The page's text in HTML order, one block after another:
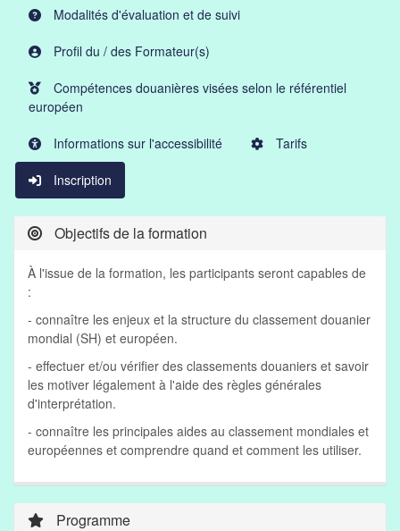
Modalités d'évaluation et de suivi
Profil du / des Formateur(s)
Compétences douanières visées selon le référentiel
européen
Informations sur l'accessibilité Tarifs
Inscription
Objectifs de la formation
À l'issue de la formation, les participants seront capables de
:
- connaître les enjeux et la structure du classement douanier
mondial (SH) et européen.
- effectuer et/ou vérifier des classements douaniers et savoir
les motiver légalement à l'aide des règles générales
d'interprétation.
- connaître les principales aides au classement mondiales et
européennes et comprendre quand et comment les utiliser.
Programme